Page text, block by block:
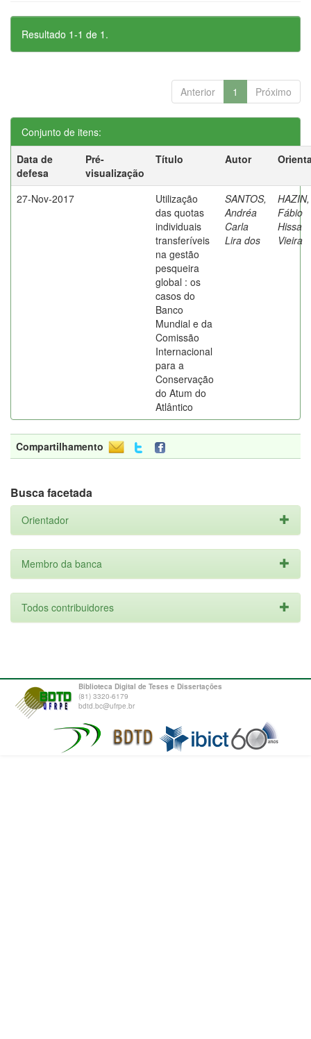
Resultado 1-1 de 1.
Anterior 1 Próximo
Conjunto de itens:
Data de
defesa
Pré-
visualização
Título Autor
27-Nov-2017
Utilização
das quotas
individuais
transferíveis
na gestão
pesqueira
global : os
casos do
Banco
Mundial e da
Comissão
Internacional
para a
Conservação
do Atum do
Atlântico
SANTOS,
Andréa
Carla
Lira dos
HAZIN,
Fábio
Hissa
Vieira
Compartilhamento
Busca facetada
Orientador
Membro da banca
Todos contribuidores
Biblioteca Digital de Teses e Dissertações
(81) 3320-6179
bdtd.bc@ufrpe.br